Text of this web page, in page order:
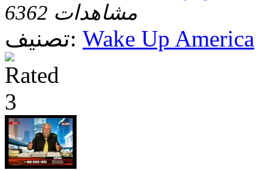
6362 مشاهدات
تصنيف: Wake Up America